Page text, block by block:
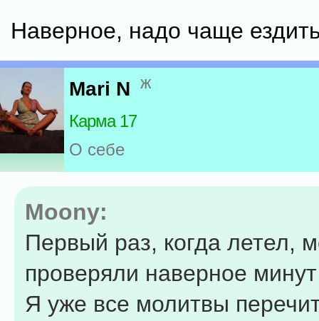
Наверное, надо чаще
Mari N ж
Карма 17
О себе
Moony:
Первый раз, когда летел,
проверяли наверное
Я уже все молитвы